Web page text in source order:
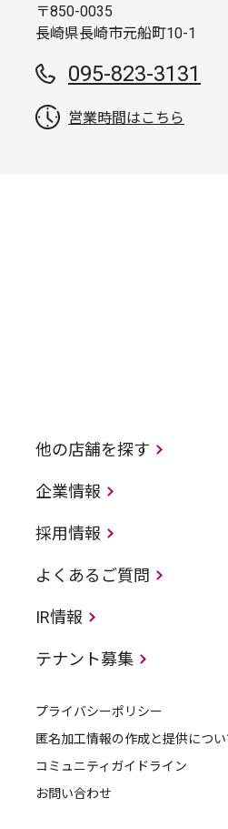
〒850-0035
長崎県長崎市元船町10-1
095-823-3131
営業時間はこちら
他の店舗を探す
企業情報
採用情報
よくあるご質問
IR情報
テナント募集
プライバシーポリシー
匿名加工情報の作成と提供につい
コミュニティガイドライン
お問い合わせ